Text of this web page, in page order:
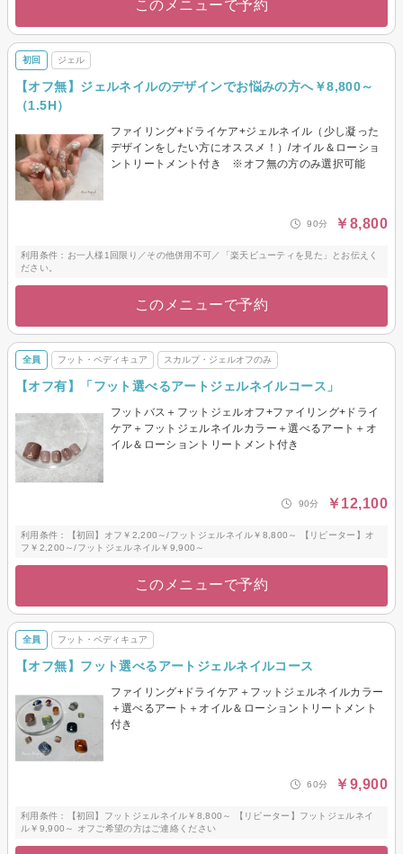
このメニューで予約
初回 ジェル
【オフ無】ジェルネイルのデザインでお悩みの方へ￥8,800～
（1.5H）
ファイリング+ドライケア+ジェルネイル（少し凝った
デザインをしたい方にオススメ！）/オイル＆ローショ
ントリートメント付き ※オフ無の方のみ選択可能
90分 ￥8,800
利用条件：お一人様1回限り／その他併用不可／「楽天ビューティを見た」とお伝えく
ださい。
このメニューで予約
全員 フット・ペディキュア スカルプ・ジェルオフのみ
【オフ有】「フット選べるアートジェルネイルコース」
フットバス＋フットジェルオフ+ファイリング+ドライ
ケア＋フットジェルネイルカラー＋選べるアート＋オ
イル＆ローショントリートメント付き
90分 ￥12,100
利用条件：【初回】オフ￥2,200～/フットジェルネイル￥8,800～ 【リピーター】オ
フ￥2,200～/フットジェルネイル￥9,900～
このメニューで予約
全員 フット・ペディキュア
【オフ無】フット選べるアートジェルネイルコース
ファイリング+ドライケア＋フットジェルネイルカラー
＋選べるアート＋オイル＆ローショントリートメント
付き
60分 ￥9,900
利用条件：【初回】フットジェルネイル￥8,800～ 【リピーター】フットジェルネイ
ル￥9,900～ オフご希望の方はご連絡ください